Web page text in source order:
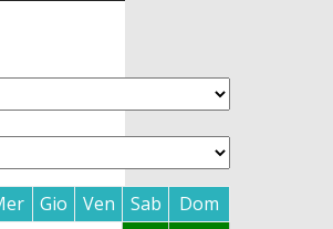
Gio Ven Sab Dom